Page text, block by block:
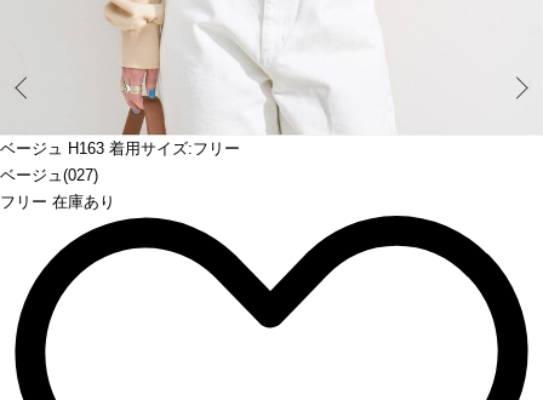
ベージュ H163 着用サイズ:フリー
ベージュ(027)
フリー 在庫あり